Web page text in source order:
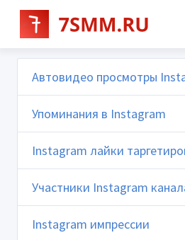
Автовидео просмотры
Упоминания в Instagram
Instagram лайки
Участники Instagram
Instagram импрессии